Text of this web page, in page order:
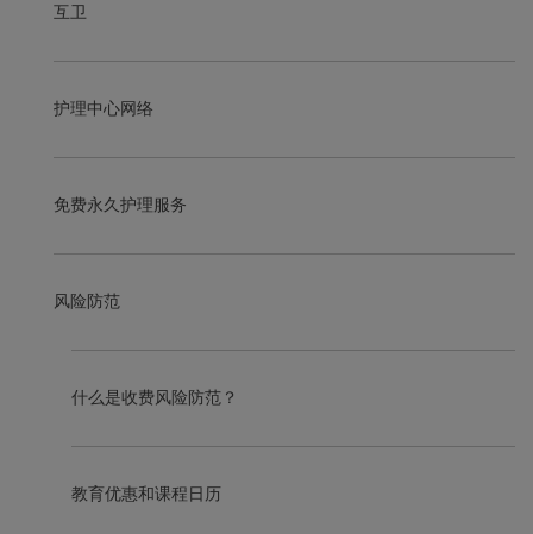
互卫
护理中心网络
免费永久护理服务
风险防范
什么是收费风险防范？
教育优惠和课程日历